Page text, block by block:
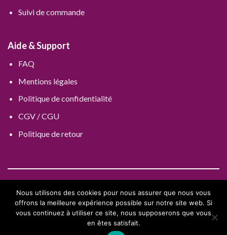
Suivi de commande
Aide & Support
FAQ
Mentions légales
Politique de confidentialité
CGV / CGU
Politique de retour
Nous utilisons des cookies pour nous assurer que nous vous
offrons la meilleure expérience possible sur notre site web. Si
vous continuez à utiliser ce site, nous supposerons que vous
en êtes satisfait.